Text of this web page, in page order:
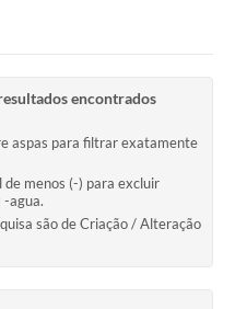
encontrados
aspas para filtrar exatamente
menos (-) para excluir
-agua.
são de Criação / Alteração